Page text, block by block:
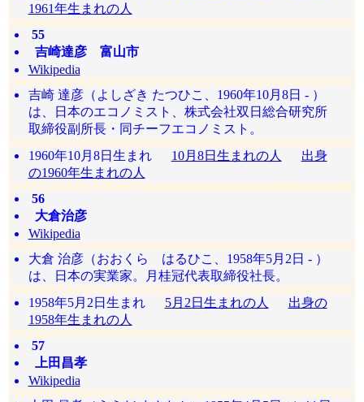
1961年生まれの人
55
吉崎達彦 富山市
Wikipedia
吉崎 達彦（よしざき たつひこ、1960年10月8日 - ）
は、日本のエコノミスト、株式会社双日総合研究所
取締役副所長・同チーフエコノミスト。
1960年10月8日生まれ 10月8日生まれの人
出身
の1960年生まれの人
56
大倉治彦
Wikipedia
大倉 治彦（おおくら はるひこ、1958年5月2日 - ）
は、日本の実業家。月桂冠代表取締役社長。
1958年5月2日生まれ 5月2日生まれの人
出身の
1958年生まれの人
57
上田昌孝
Wikipedia